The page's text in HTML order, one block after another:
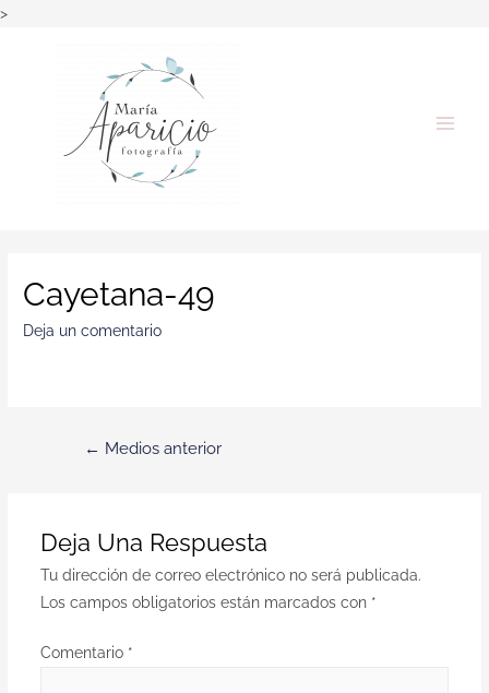
>
Cayetana-49
Deja un comentario
← Medios anterior
Deja Una Respuesta
Tu dirección de correo electrónico no será publicada.
Los campos obligatorios están marcados con *
Comentario *